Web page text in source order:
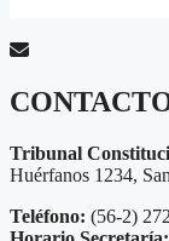
Tribunal
Huérfanos 1234,
Teléfono: (56-2)